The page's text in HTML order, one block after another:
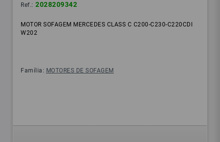
Ref.: 2028209342
MOTOR SOFAGEM MERCEDES CLASS C C200-C230-C220CDI
W202
Família: MOTORES DE SOFAGEM